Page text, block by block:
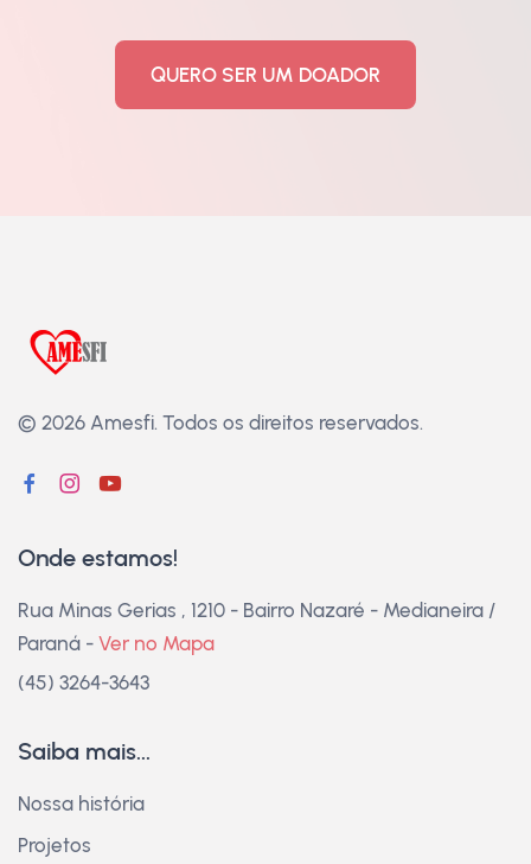
QUERO SER UM DOADOR
© 2026 Amesfi. Todos os direitos reservados.
Onde estamos!
Rua Minas Gerias , 1210 - Bairro Nazaré - Medianeira /
Paraná - Ver no Mapa
(45) 3264-3643
Saiba mais...
Nossa história
Projetos